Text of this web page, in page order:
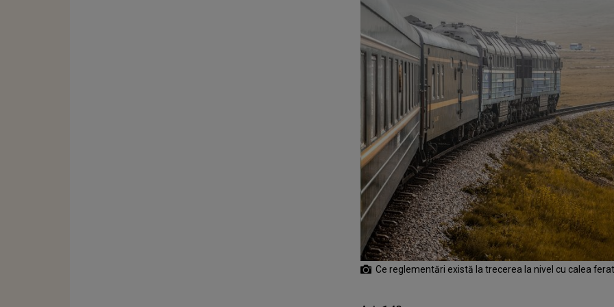
Ce reglementări există la trecerea la nivel cu calea